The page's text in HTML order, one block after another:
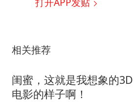
相关推荐
闺蜜，这就是我想象的3D
电影的样子啊！